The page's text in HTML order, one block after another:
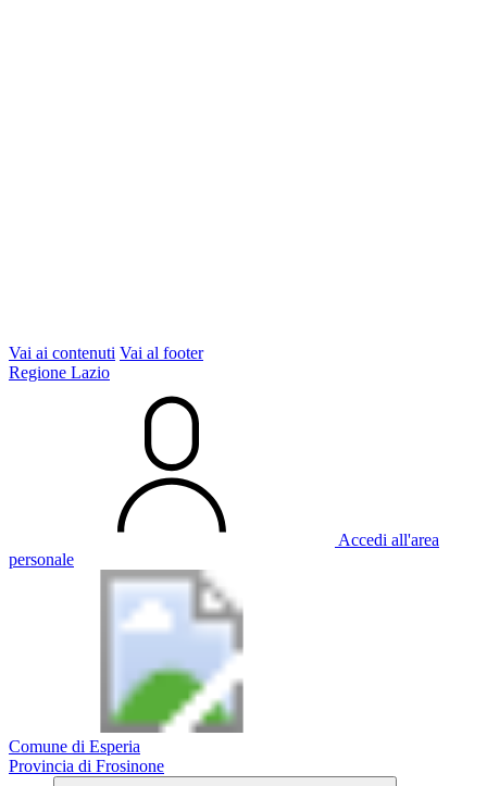
Vai ai contenuti Vai al footer
Regione Lazio
Accedi all'area
personale
Comune di Esperia
Provincia di Frosinone